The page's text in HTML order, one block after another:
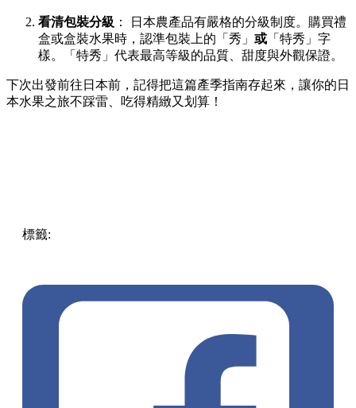
看清包裝分級 ： 日本農產品有嚴格的分級制度。購買禮
盒或盒裝水果時，認準包裝上的「秀」 或 「特秀」字
樣。「特秀」代表最高等級的品質、甜度與外觀保證。
下次出發前往日本前，記得把這篇產季指南存起來，讓你的日
本水果之旅不踩雷、吃得精緻又划算！
標籤: